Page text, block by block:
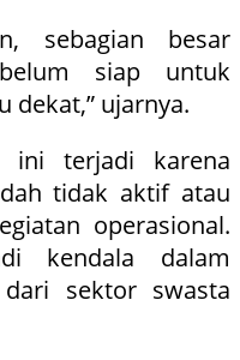
sebagian besar
siap untuk
dekat,” ujarnya.
ini terjadi karena
tidak aktif atau
operasional.
kendala dalam
sektor swasta